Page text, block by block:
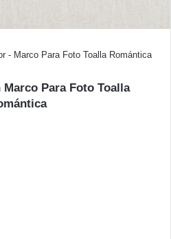
- Marco Para Foto Toalla Romántica
Para Foto Toalla